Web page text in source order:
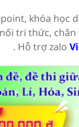
khóa học
tri thức,
. Hỗ trợ zalo